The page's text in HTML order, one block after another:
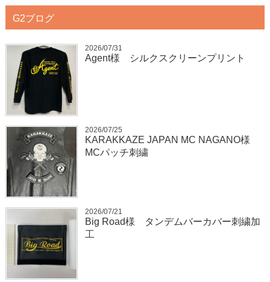
G2ブログ
2026/07/31
Agent様 シルクスクリーンプリント
2026/07/25
KARAKKAZE JAPAN MC NAGANO様
MCパッチ刺繍
2026/07/21
Big Road様 タンデムバーカバー刺繍加
工